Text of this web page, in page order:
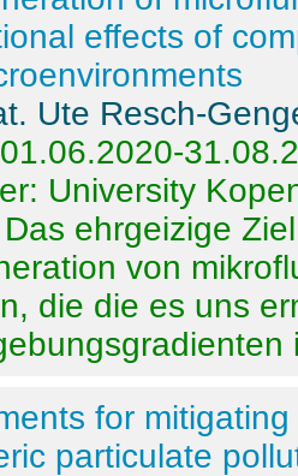
effects of
Ute Resch-
University
Das ehrgeizige
von
die die es uns
for
particulate